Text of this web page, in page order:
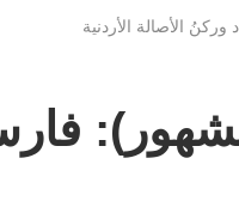
الأصالة الأردنية
مشهور):